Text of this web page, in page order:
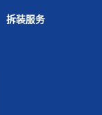
拆装服务